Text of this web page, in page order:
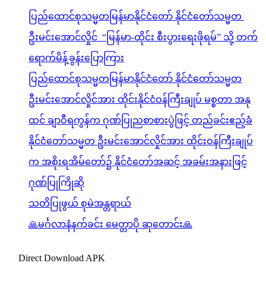
ပြည်ထောင်စုသမ္မတမြန်မာနိုင်ငံတော် နိုင်ငံတော်သမ္မတ
ဦးမင်းအောင်လှိုင် “မြန်မာ-ထိုင်း စီးပွားရေးဖိုရမ်” သို့ တက်
ရောက်မိန့်ခွန်းပြောကြား
ပြည်ထောင်စုသမ္မတမြန်မာနိုင်ငံတော် နိုင်ငံတော်သမ္မတ
ဦးမင်းအောင်လှိုင်အား ထိုင်းနိုင်ငံဝန်ကြီးချုပ် မစ္စတာ အနု
ထင် ချာဝီရကွန်က ဂုဏ်ပြုညစာစားပွဲဖြင့် တည်ခင်းဧည့်ခံ
နိုင်ငံတော်သမ္မတ ဦးမင်းအောင်လှိုင်အား ထိုင်းဝန်ကြီးချုပ်
က အစိုးရအိမ်တော်၌ နိုင်ငံတော်အဆင့် အခမ်းအနားဖြင့်
ဂုဏ်ပြုကြိုဆို
သတိပြုဖွယ် စုမဲအန္တရာယ်
🙏မင်္ဂလာနံနက်ခင်း မေတ္တာပို ဆုတောင်း🙏
Direct Download APK